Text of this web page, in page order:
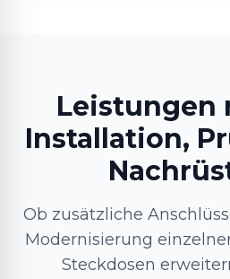
Leistungen
Installation,
Ob zusätzliche
Modernisierung
Steckdosen